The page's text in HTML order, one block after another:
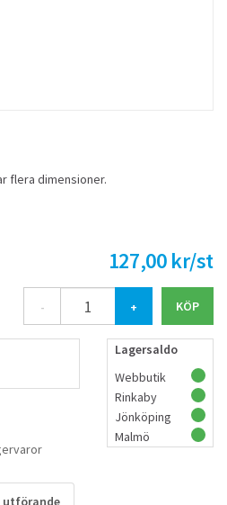
flera dimensioner.
127,00 kr/st
- +
Lagersaldo
Webbutik
Rinkaby
Jönköping
Malmö
utförande